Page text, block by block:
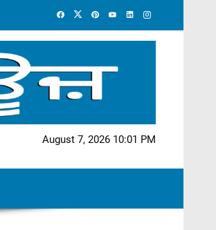
August 7, 2026 10:01 PM